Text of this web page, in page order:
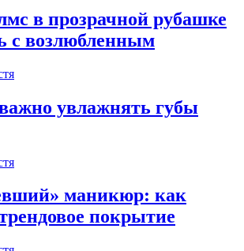
в прозрачной рубашке
с возлюбленным
увлажнять губы
маникюр: как
покрытие